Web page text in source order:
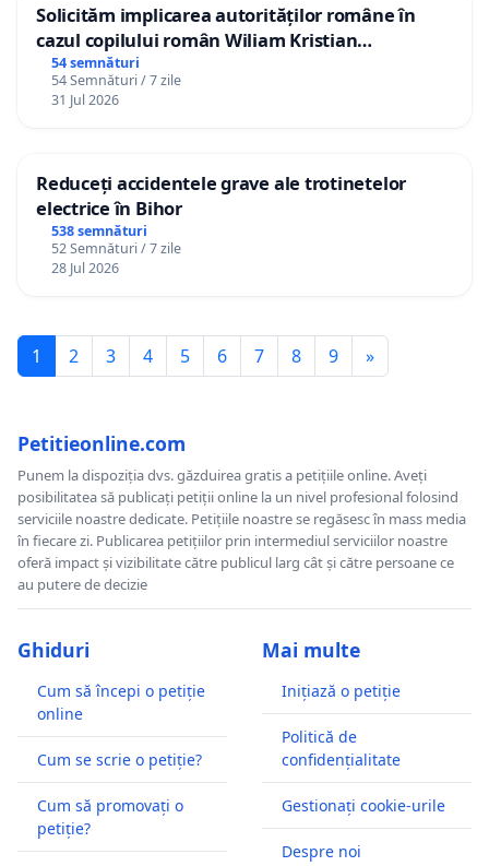
Solicităm implicarea autorităților române în
cazul copilului român Wiliam Kristian
Gheorghe, aflat în plasament în Danemarca de
12 ani
54 semnături
54 Semnături / 7 zile
31 Jul 2026
Reduceți accidentele grave ale trotinetelor
electrice în Bihor
538 semnături
52 Semnături / 7 zile
28 Jul 2026
1 2 3 4 5 6 7 8 9 »
Petitieonline.com
Punem la dispoziția dvs. găzduirea gratis a petițiile online. Aveți
posibilitatea să publicați petiții online la un nivel profesional folosind
serviciile noastre dedicate. Petițiile noastre se regăsesc în mass media
în fiecare zi. Publicarea petițiilor prin intermediul serviciilor noastre
oferă impact și vizibilitate către publicul larg cât și către persoane ce
au putere de decizie
Ghiduri
Cum să începi o petiție
online
Cum se scrie o petiție?
Cum să promovați o
petiție?
Mai multe
Inițiază o petiție
Politică de
confidențialitate
Gestionați cookie-urile
Despre noi